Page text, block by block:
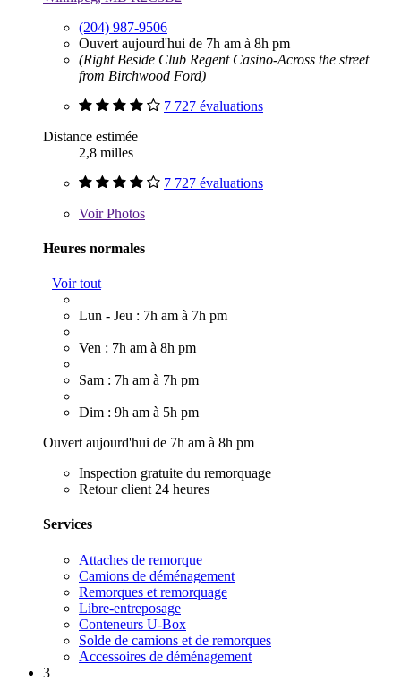
(204) 987-9506
Ouvert aujourd'hui de 7h am à 8h pm
(Right Beside Club Regent Casino-Across the street
from Birchwood Ford)
7 727 évaluations
Distance estimée
2,8 milles
7 727 évaluations
VoirPhotos
Heures normales
Voir tout
Lun - Jeu : 7h am à 7h pm
Ven : 7h am à 8h pm
Sam : 7h am à 7h pm
Dim : 9h am à 5h pm
Ouvert aujourd'hui de 7h am à 8h pm
Inspection gratuite du remorquage
Retour client 24 heures
Services
Attaches de remorque
Camions de déménagement
Remorques et remorquage
Libre-entreposage
Conteneurs U-Box
Solde de camions et de remorques
Accessoires de déménagement
3